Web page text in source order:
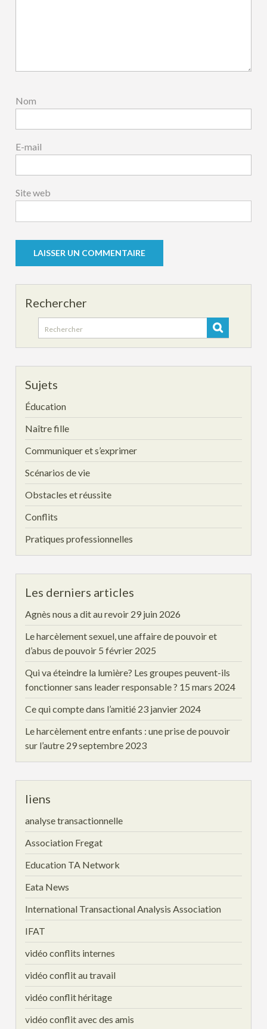
Nom
E-mail
Site web
Rechercher
Search
for:
Sujets
Éducation
Naître fille
Communiquer et s’exprimer
Scénarios de vie
Obstacles et réussite
Conflits
Pratiques professionnelles
Les derniers articles
Agnès nous a dit au revoir 29 juin 2026
Le harcèlement sexuel, une affaire de pouvoir et
d’abus de pouvoir 5 février 2025
Qui va éteindre la lumière? Les groupes peuvent-ils
fonctionner sans leader responsable ? 15 mars 2024
Ce qui compte dans l’amitié 23 janvier 2024
Le harcèlement entre enfants : une prise de pouvoir
sur l’autre 29 septembre 2023
liens
analyse transactionnelle
Association Fregat
Education TA Network
Eata News
International Transactional Analysis Association
IFAT
vidéo conflits internes
vidéo conflit au travail
vidéo conflit héritage
vidéo conflit avec des amis